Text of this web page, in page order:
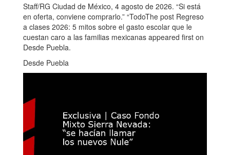
Staff/RG Ciudad de México, 4 agosto de 2026. “Si está
en oferta, conviene comprarlo.” “TodoThe post Regreso
a clases 2026: 5 mitos sobre el gasto escolar que le
cuestan caro a las familias mexicanas appeared first on
Desde Puebla.
Desde Puebla